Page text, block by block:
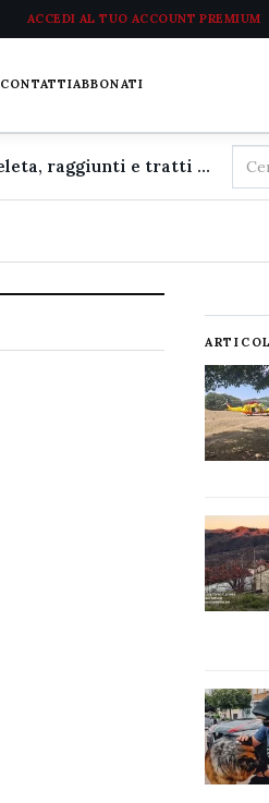
ACCEDI AL TUO ACCOUNT PREMIUM
CONTATTIABBONATI
Tre escursionisti in difficoltà sui monti intorno ad Ateleta, raggiunti e tratti in salvo dai tecnici del Soccorso alpino
Cerca
nel